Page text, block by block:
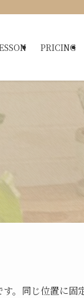
PRICING
す。同じ位置に